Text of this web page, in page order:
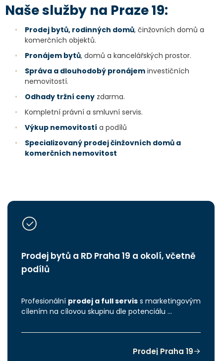
Našeslužby na Praze19:
• Prodej bytů, rodinných domů, činžovních domů a
komerčních objektů.
•
Pronájem bytů, domů a kancelářských prostor.
•
Správa a dlouhodobý pronájem investičních
nemovitostí.
•
Odhady tržní ceny zdarma.
•
Kompletní právní a smluvní servis.
•
Výkup nemovitostí a podílů
•
Specializovaný prodej činžovních domů a
komerčních nemovitost
Prodej bytů a RD Praha 19 a okolí, včetně
podílů
Profesionální prodej a full servis s marketingovým
cílením na cílovou skupinu dle potenciálu …
Prodej Praha 19